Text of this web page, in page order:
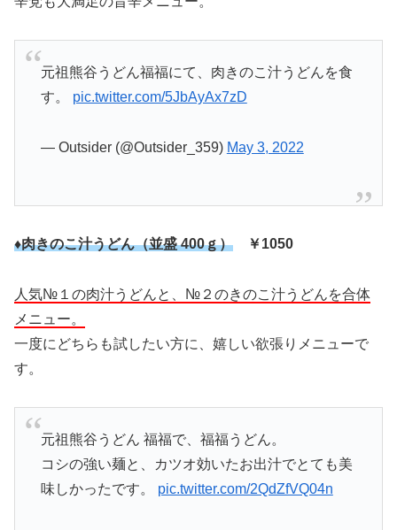
元祖熊谷うどん福福にて、肉きのこ汁うどんを食
す。 pic.twitter.com/5JbAyAx7zD
— Outsider (@Outsider_359) May 3, 2022
♦肉きのこ汁うどん（並盛 400ｇ） ￥1050
人気№１の肉汁うどんと、№２のきのこ汁うどんを合体
メニュー。
一度にどちらも試したい方に、嬉しい欲張りメニューで
す。
元祖熊谷うどん 福福で、福福うどん。
コシの強い麺と、カツオ効いたお出汁でとても美
味しかったです。 pic.twitter.com/2QdZfVQ04n